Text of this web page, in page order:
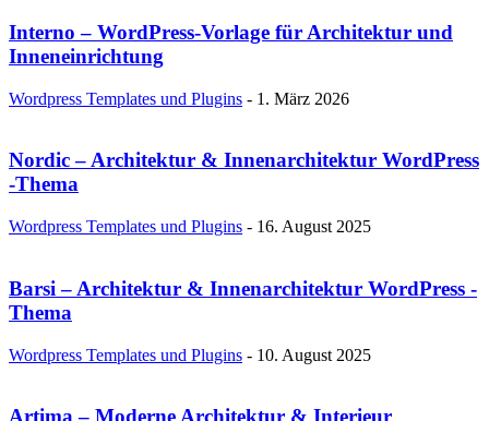
Interno – WordPress-Vorlage für Architektur und
Inneneinrichtung
Wordpress Templates und Plugins - 1. März 2026
Nordic – Architektur & Innenarchitektur WordPress
-Thema
Wordpress Templates und Plugins - 16. August 2025
Barsi – Architektur & Innenarchitektur WordPress -
Thema
Wordpress Templates und Plugins - 10. August 2025